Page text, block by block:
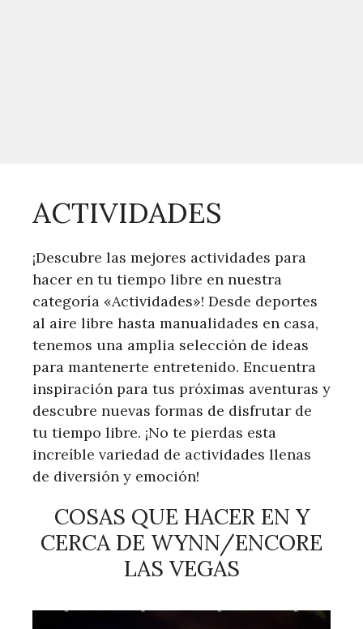
ACTIVIDADES
¡Descubre las mejores actividades para
hacer en tu tiempo libre en nuestra
categoría «Actividades»! Desde deportes
al aire libre hasta manualidades en casa,
tenemos una amplia selección de ideas
para mantenerte entretenido. Encuentra
inspiración para tus próximas aventuras y
descubre nuevas formas de disfrutar de
tu tiempo libre. ¡No te pierdas esta
increíble variedad de actividades llenas
de diversión y emoción!
COSAS QUE HACER EN Y
CERCA DE WYNN/ENCORE
LAS VEGAS